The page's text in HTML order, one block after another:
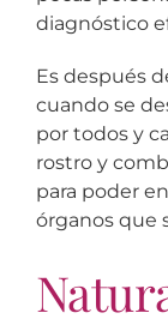
diagnóstico
Es después
cuando se
por todos y
rostro y
para poder
órganos que